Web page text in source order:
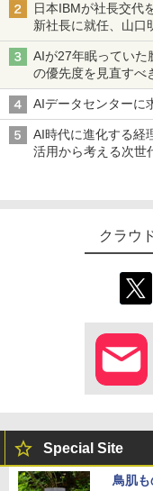
日本IBMが社長交
新社長に就任、山口
AIが27年眠ってい
の優先度を見直すべ
AIデータセンターに
AI時代に進化する
活用から考える次世
クラウ
Special Site
鳥肌